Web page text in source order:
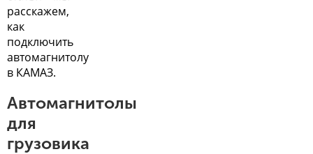
расскажем,
как
подключить
автомагнитолу
в КАМАЗ.
Автомагнитолы
для
грузовика